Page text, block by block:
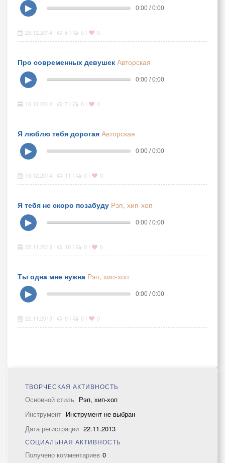
▶
0:00 / 0:00
23.12.2014 6 0 0
Про современных девушек Авторская
▶
0:00 / 0:00
16.12.2014 7 0 0
Я люблю тебя дорогая Авторская
▶
0:00 / 0:00
16.12.2014 11 0 0
Я тебя не скоро позабуду Рэп, хип-хоп
▶
0:00 / 0:00
22.11.2013 18 0 0
Ты одна мне нужна Рэп, хип-хоп
▶
0:00 / 0:00
22.11.2013 9 0 0
ТВОРЧЕСКАЯ АКТИВНОСТЬ
Основной стиль Рэп, хип-хоп
Инструмент Инструмент не выбран
Дата регистрации 22.11.2013
СОЦИАЛЬНАЯ АКТИВНОСТЬ
Получено комментариев 0